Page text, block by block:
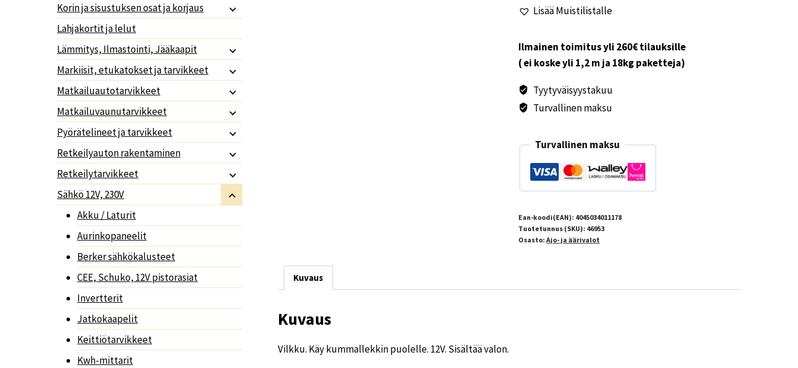
Lisää Muistilistalle
Ilmainen toimitus yli 260€ tilauksille
( ei koske yli 1,2 m ja 18kg paketteja)
Tyytyväisyystakuu
Turvallinen maksu
Turvallinen maksu
Ean-koodi(EAN): 4045034011178
Tuotetunnus (SKU): 46953
Osasto:Ajo- ja äärivalot
Kuvaus
Kuvaus
Vilkku. Käy kummallekkin puolelle. 12V. Sisältää valon.
Korin ja sisustuksen osat ja korjaus
Lahjakortit ja lelut
Lämmitys, Ilmastointi, Jääkaapit
Markiisit, etukatokset ja tarvikkeet
Matkailuautotarvikkeet
Matkailuvaunutarvikkeet
Pyörätelineet ja tarvikkeet
Retkeilyauton rakentaminen
Retkeilytarvikkeet
Sähkö 12V, 230V
Akku / Laturit
Aurinkopaneelit
Berker sähkökalusteet
CEE, Schuko, 12V pistorasiat
Invertterit
Jatkokaapelit
Keittiötarvikkeet
Kwh-mittarit